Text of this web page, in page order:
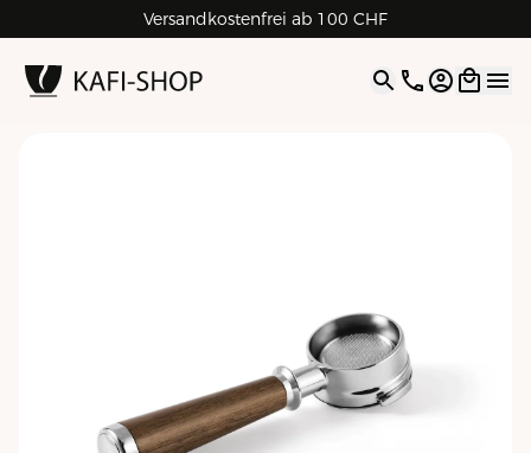
Versandkostenfrei ab 100 CHF
4.9| 5.0 Google
Open